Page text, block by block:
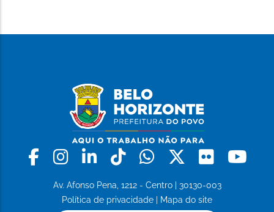
Facebook
Instagram
LinkedinTiktokWhatsapp
X Flickr
Av. Afonso Pena, 1212 - Centro | 30130-003
Política de privacidade
Mapa do site